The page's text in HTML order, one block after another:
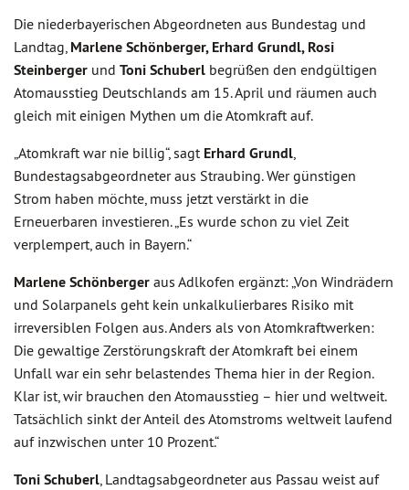
Die niederbayerischen Abgeordneten aus Bundestag und
Landtag, Marlene Schönberger, Erhard Grundl, Rosi
Steinberger und Toni Schuberl begrüßen den endgültigen
Atomausstieg Deutschlands am 15. April und räumen auch
gleich mit einigen Mythen um die Atomkraft auf.
„Atomkraft war nie billig“, sagt Erhard Grundl,
Bundestagsabgeordneter aus Straubing. Wer günstigen
Strom haben möchte, muss jetzt verstärkt in die
Erneuerbaren investieren. „Es wurde schon zu viel Zeit
verplempert, auch in Bayern.“
Marlene Schönberger aus Adlkofen ergänzt: „Von Windrädern
und Solarpanels geht kein unkalkulierbares Risiko mit
irreversiblen Folgen aus. Anders als von Atomkraftwerken:
Die gewaltige Zerstörungskraft der Atomkraft bei einem
Unfall war ein sehr belastendes Thema hier in der Region.
Klar ist, wir brauchen den Atomausstieg – hier und weltweit.
Tatsächlich sinkt der Anteil des Atomstroms weltweit laufend
auf inzwischen unter 10 Prozent.“
Toni Schuberl, Landtagsabgeordneter aus Passau weist auf